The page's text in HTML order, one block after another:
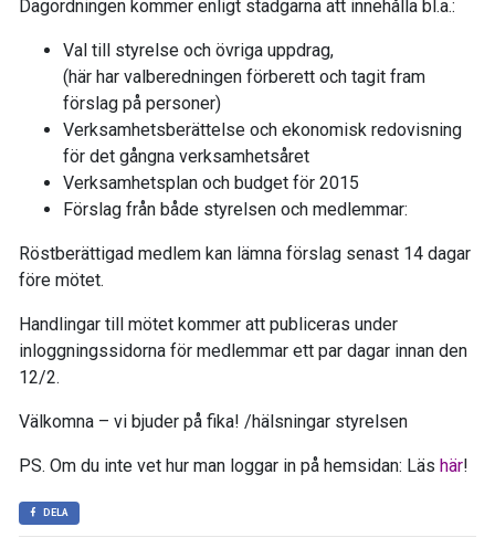
Dagordningen kommer enligt stadgarna att innehålla bl.a.:
Val till styrelse och övriga uppdrag,
(här har valberedningen förberett och tagit fram
förslag på personer)
Verksamhetsberättelse och ekonomisk redovisning
för det gångna verksamhetsåret
Verksamhetsplan och budget för 2015
Förslag från både styrelsen och medlemmar:
Röstberättigad medlem kan lämna förslag senast 14 dagar
före mötet.
Handlingar till mötet kommer att publiceras under
inloggningssidorna för medlemmar ett par dagar innan den
12/2.
Välkomna – vi bjuder på fika! /hälsningar styrelsen
PS. Om du inte vet hur man loggar in på hemsidan: Läs här!
DELA